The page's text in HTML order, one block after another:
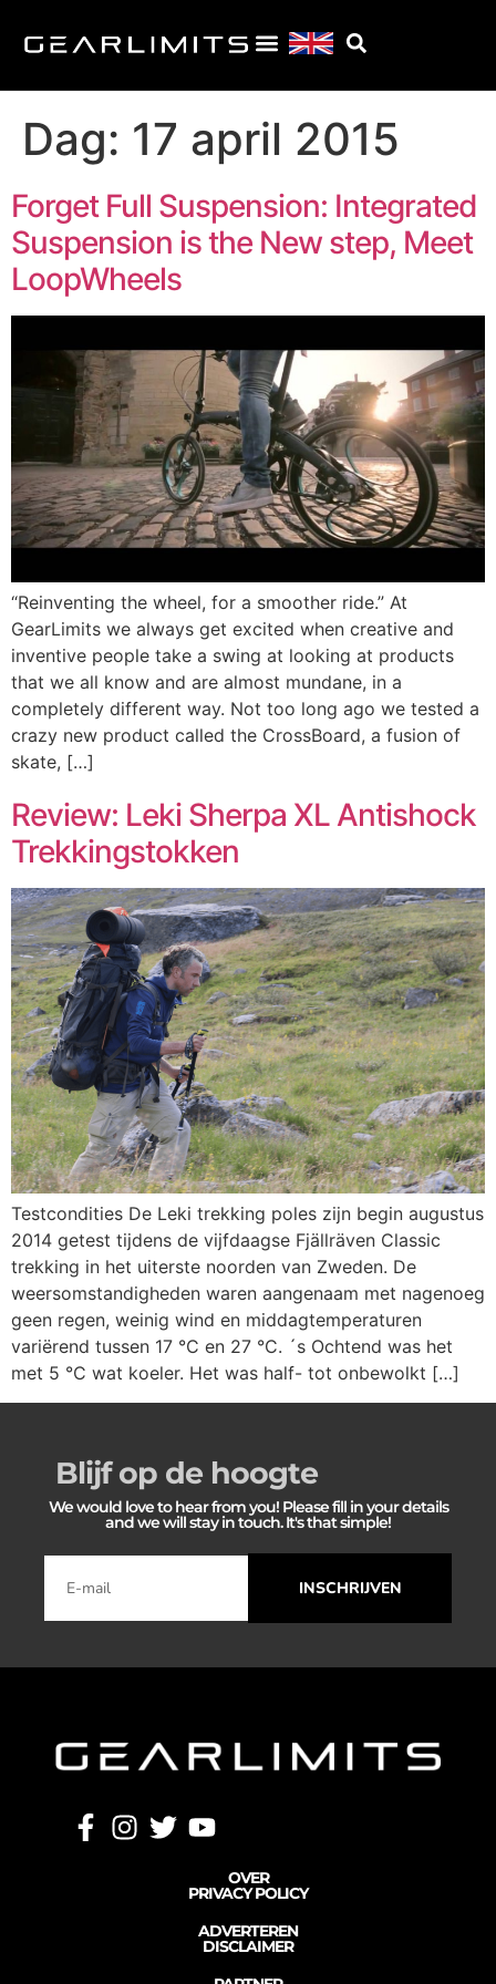
Dag: 17 april 2015
Forget Full Suspension: Integrated
Suspension is the New step, Meet
LoopWheels
“Reinventing the wheel, for a smoother ride.” At
GearLimits we always get excited when creative and
inventive people take a swing at looking at products
that we all know and are almost mundane, in a
completely different way. Not too long ago we tested a
crazy new product called the CrossBoard, a fusion of
skate, […]
Review: Leki Sherpa XL Antishock
Trekkingstokken
Testcondities De Leki trekking poles zijn begin augustus
2014 getest tijdens de vijfdaagse Fjällräven Classic
trekking in het uiterste noorden van Zweden. De
weersomstandigheden waren aangenaam met nagenoeg
geen regen, weinig wind en middagtemperaturen
variërend tussen 17 °C en 27 °C. ´s Ochtend was het
met 5 °C wat koeler. Het was half- tot onbewolkt […]
Blijf op de hoogte
We would love to hear from you! Please fill in your details
and we will stay in touch. It's that simple!
INSCHRIJVEN
OVER
PRIVACY POLICY
ADVERTEREN
DISCLAIMER